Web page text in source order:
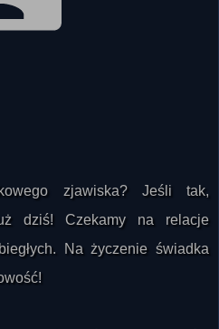
zjawiska? Jeśli tak,
dziś! Czekamy na relacje
Na życzenie świadka